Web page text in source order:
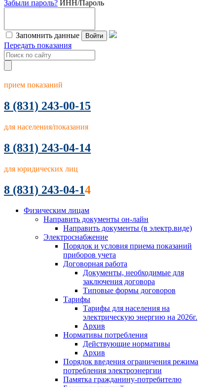
Забыли пароль? ИНН/Пароль
Запомнить данные Войти
Передать показания
прием показаний
8 (831) 243-00-15
для населения/показания
8 (831) 243-04-14
для юридических лиц
8 (831) 243-04-14
Физическим лицам
Направить документы он-лайн
Направить документы (в электр.виде)
Электроснабжение
Порядок и условия приема показаний
приборов учета
Договорная работа
Документы, необходимые для
заключения договора
Типовые формы договоров
Тарифы
Тарифы для населения на
электрическую энергию на 2026г.
Архив
Нормативы потребления
Действующие нормативы
Архив
Порядок введения ограничения режима
потребления электроэнергии
Памятка гражданину-потребителю